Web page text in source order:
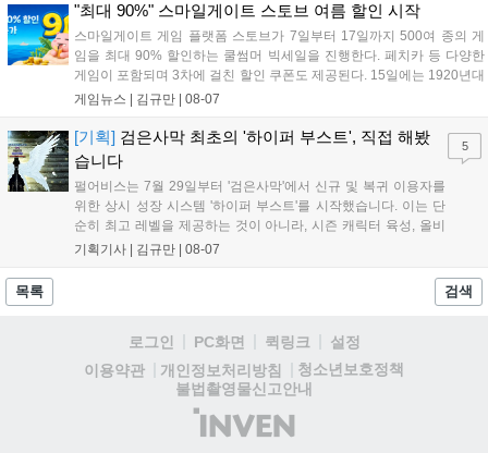
원 증정한다. 또한 9월 30일까지 공식 유튜브에서 특별 프로그램을 시청
"최대 90%" 스마일게이트 스토브 여름 할인 시작
스마일게이트 게임 플랫폼 스토브가 7일부터 17일까지 500여 종의 게
임을 최대 90% 할인하는 쿨썸머 빅세일을 진행한다. 페치카 등 다양한
게임이 포함되며 3차에 걸친 할인 쿠폰도 제공된다. 15일에는 1920년대
경성 배경의 신작 그날의 신문이 출시되며, 15일부터 17일까지는 국내
은 공식 페이지에서 확인 가능하다....
게임뉴스 | 김규만 | 08-07
[기획] 검은사막 최초의 '하이퍼 부스트', 직접 해봤
습니다
펄어비스는 7월 29일부터 '검은사막'에서 신규 및 복귀 이용자를
위한 상시 성장 시스템 '하이퍼 부스트'를 시작했습니다. 이는 단
순히 최고 레벨을 제공하는 것이 아니라, 시즌 캐릭터 육성, 올비
아 아카데미 수료, 아침의 나라 설화 진행 등 4단계 과정을 통해
용자는 과제를 완수하며 동(V) 투발라 장비와 검은별 무기, 카라
기획기사 | 김규만 | 08-07
5
목록 검색
로그인 PC화면 퀵링크
설정
이용약관
개인정보처리방침
청소년보호정책
불법촬영물신고안내
(주)
인